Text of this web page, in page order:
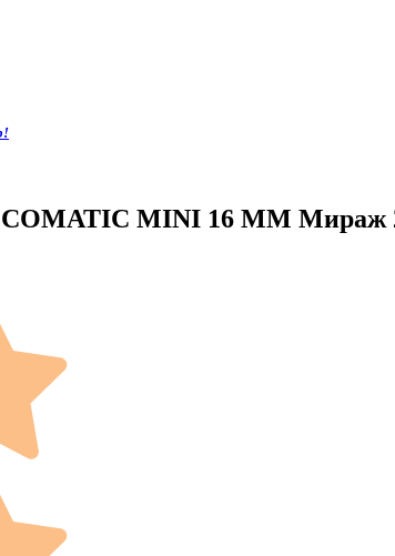
MINI 16 ММ Мираж